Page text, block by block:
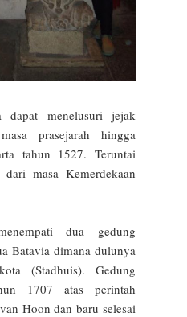
menelusuri jejak
prasejarah hingga
tahun 1527. Teruntai
masa Kemerdekaan
dua gedung
Batavia dimana dulunya
(Stadhuis). Gedung
1707 atas perintah
Hoon dan baru selesai